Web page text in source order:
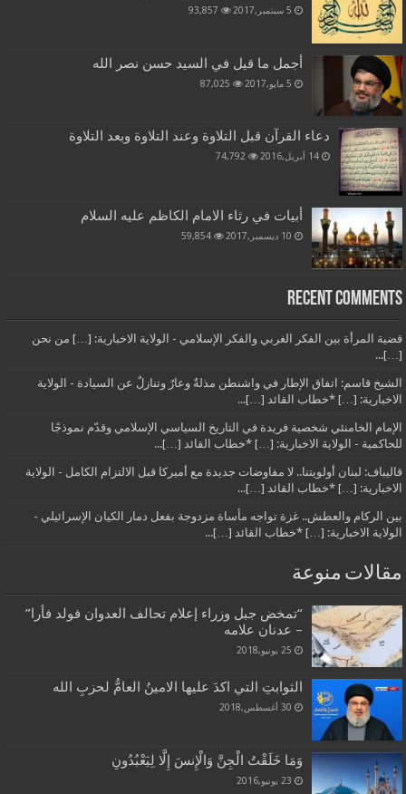
5 سبتمبر,2017 93,857
أجمل ما قيل في السيد حسن نصر الله
5 مايو,2017 87,025
دعاء القرآن قبل التلاوة وعند التلاوة وبعد التلاوة
14 أبريل,2016 74,792
أبيات في رثاء الامام الكاظم عليه السلام
10 ديسمبر,2017 59,854
Recent Comments
قضية المرأة بين الفكر الغربي والفكر الإسلامي - الولاية الاخبارية: […] من نحن
[…]...
الشيخ قاسم: اتفاق الإطار في واشنطن مذلةٌ وعارٌ وتنازلٌ عن السيادة - الولاية
الاخبارية: […] *خطاب القائد […]...
الإمام الخامنئي شخصية فريدة في التاريخ السياسي الإسلامي وقدّم نموذجًا
للحاكمية - الولاية الاخبارية: […] *خطاب القائد […]...
قاليباف: لبنان أولويتنا.. لا مفاوضات جديدة مع أميركا قبل الالتزام الكامل - الولاية
الاخبارية: […] *خطاب القائد […]...
بين الركام والعطش.. غزة تواجه مأساة مزدوجة بفعل دمار الكيان الإسرائيلي -
الولاية الاخبارية: […] *خطاب القائد […]...
مقالات منوعة
“تمخض جبل وزراء إعلام تحالف العدوان فولد فأرا”
– عدنان علامه
25 يونيو,2018
الثوابتِ التي اكدَ عليها الامينُ العامُّ لحزبِ الله
30 أغسطس,2018
وَمَا خَلَقْتُ الْجِنَّ وَالْإِنسَ إِلَّا لِيَعْبُدُونِ
23 يونيو,2016